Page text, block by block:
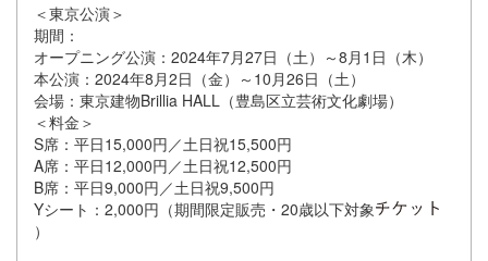
＜東京公演＞
期間：
オープニング公演：2024年7月27日（土）～8月1日（木）
本公演：2024年8月2日（金）～10月26日（土）
会場：東京建物Brillia HALL（豊島区立芸術文化劇場）
＜料金＞
S席：平日15,000円／土日祝15,500円
A席：平日12,000円／土日祝12,500円
B席：平日9,000円／土日祝9,500円
Yシート：2,000円（期間限定販売・20歳以下対象
）